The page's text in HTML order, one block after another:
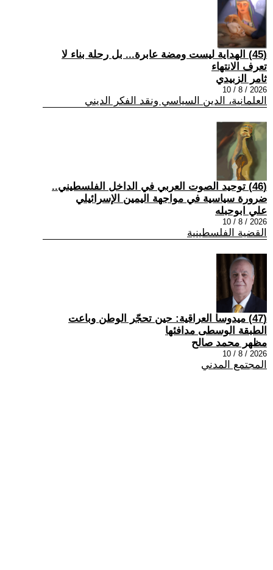
(45) الهداية ليست ومضة عابرة... بل رحلة بناء لا
تعرف الانتهاء
ثامر الزبيدي
2026 / 8 / 10
العلمانية، الدين السياسي ونقد الفكر الديني
(46) توحيد الصوت العربي في الداخل الفلسطيني..
ضرورة سياسية في مواجهة اليمين الإسرائيلي
علي ابوحبله
2026 / 8 / 10
القضية الفلسطينية
(47) ميدوسا العراقية: حين تحجّر الوطن وباعت
الطبقة الوسطى مدافئها
مظهر محمد صالح
2026 / 8 / 10
المجتمع المدني